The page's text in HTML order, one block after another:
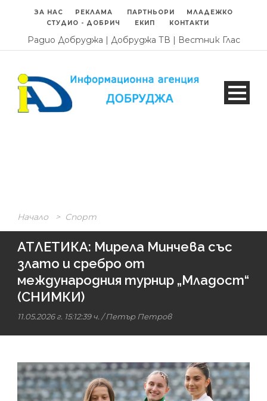
ЗА НАС РЕКЛАМА ПАРТНЬОРИ
МЛАДЕЖКО
СТУДИО - ДОБРИЧ
ЕКИП КОНТАКТИ
Радио Добруджа | Добруджа ТВ | Вестник Глас
Начало > Спорт
АТЛЕТИКА: Мирела Минчева със
злато и сребро от
международния турнир „Младост“
(СНИМКИ)
11.05.2026 г. 15:12:39 ч. /Петър Петров